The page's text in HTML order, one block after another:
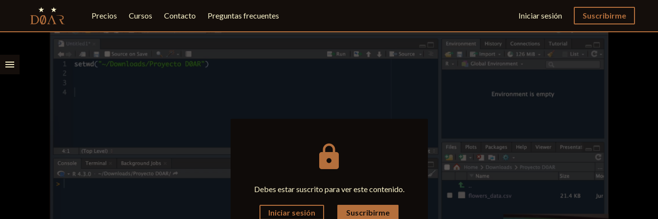
Precios Cursos Contacto Preguntas frecuentes Iniciar sesión Suscribirme
menu
lock
Debes estar suscrito para ver este contenido.
Iniciar sesión Suscribirme